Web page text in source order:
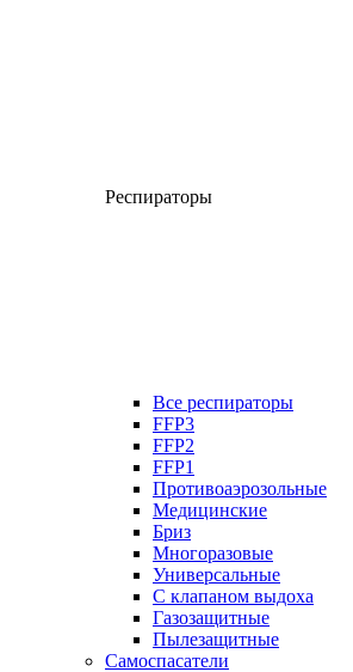
Респираторы
Все респираторы
FFP3
FFP2
FFP1
Противоаэрозольные
Медицинские
Бриз
Многоразовые
Универсальные
С клапаном выдоха
Газозащитные
Пылезащитные
Самоспасатели